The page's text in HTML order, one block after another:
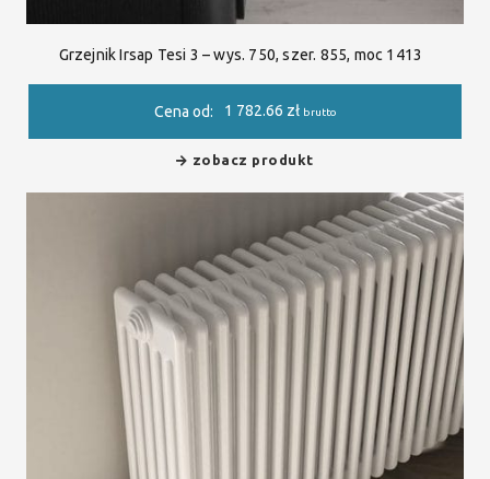
Grzejnik Irsap Tesi 3 – wys. 750, szer. 855, moc 1413
Cena od: 1 782.66 zł brutto
zobacz produkt